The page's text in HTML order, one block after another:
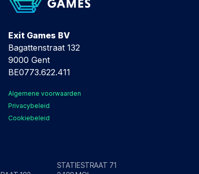
Exit Games BV
Bagattenstraat 132
9000 Gent
BE0773.622.411
Algemene voorwaarden
Privacybeleid
Cookiebeleid
STATIESTRAAT 71